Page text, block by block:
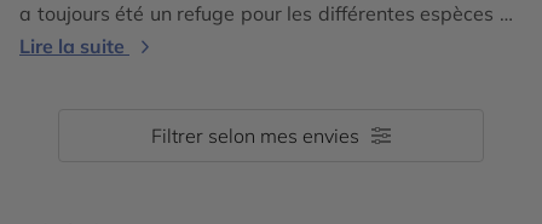
a toujours été un refuge pour les différentes espèces de
faune et de flore, parmi les plus précieuses au monde.
occidental. Contactez nos conseillers experts de la
Lire la suite
Filtrer selon mes envies